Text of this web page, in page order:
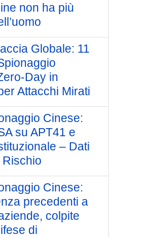
non ha più
Globale: 11
Day in
Attacchi Mirati
Cinese:
su APT41 e
– Dati
Cinese:
precedenti a
colpite
di